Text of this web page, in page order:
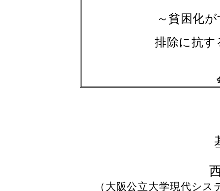
～貧困化
排除に抗す
（大阪公立大学現代シ